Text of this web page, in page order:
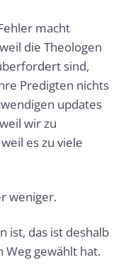
macht
die Theo­logen
sind,
Predig­ten nichts
updates
wir zu
es zu viele
weniger.
ist, das ist deshalb
Weg gewählt hat.